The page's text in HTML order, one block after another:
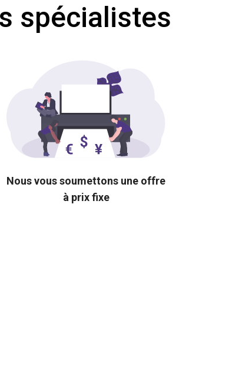
spécialistes
Nous vous soumettons une offre
à prix fixe